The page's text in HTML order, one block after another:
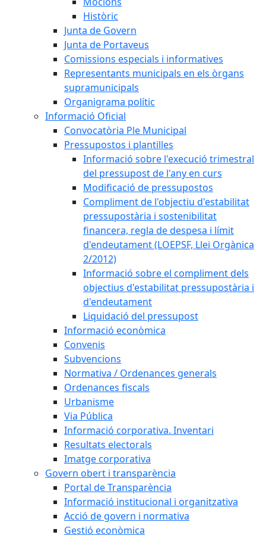
Històric
Junta de Govern
Junta de Portaveus
Comissions especials i informatives
Representants municipals en els òrgans
supramunicipals
Organigrama polític
Informació Oficial
Convocatòria Ple Municipal
Pressupostos i plantilles
Informació sobre l'execució trimestral
del pressupost de l'any en curs
Modificació de pressupostos
Compliment de l'objectiu d'estabilitat
pressupostària i sostenibilitat
financera, regla de despesa i límit
d'endeutament (LOEPSF, Llei Orgànica
2/2012)
Informació sobre el compliment dels
objectius d'estabilitat pressupostària i
d'endeutament
Liquidació del pressupost
Informació econòmica
Convenis
Subvencions
Normativa / Ordenances generals
Ordenances fiscals
Urbanisme
Via Pública
Informació corporativa. Inventari
Resultats electorals
Imatge corporativa
Govern obert i transparència
Portal de Transparència
Informació institucional i organitzativa
Acció de govern i normativa
Gestió econòmica